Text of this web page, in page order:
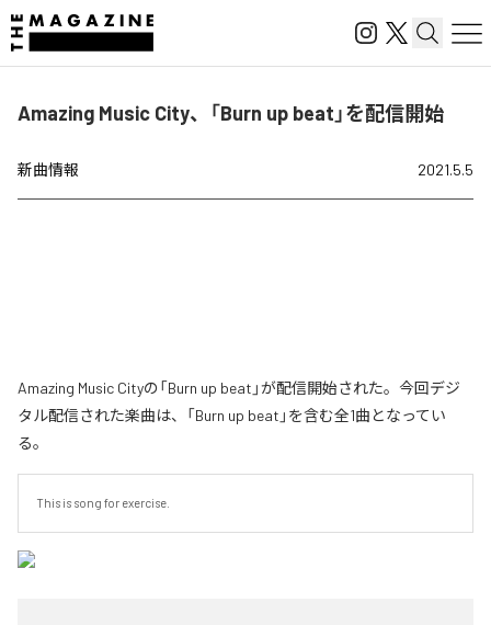
Amazing Music City、「Burn up beat」を配信開始
新曲情報 2021.5.5
Amazing Music Cityの「Burn up beat」が配信開始された。今回デジ
タル配信された楽曲は、「Burn up beat」を含む全1曲となってい
る。
This is song for exercise.